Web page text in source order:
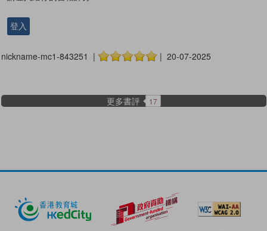
登入
nickname-mc1-843251 | | 20-07-2025
更多書評 17